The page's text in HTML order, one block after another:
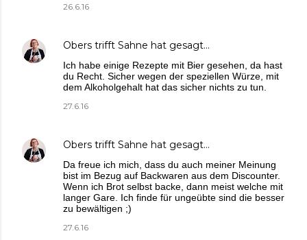
26.6.16
Obers trifft Sahne hat gesagt…
Ich habe einige Rezepte mit Bier gesehen, da hast
du Recht. Sicher wegen der speziellen Würze, mit
dem Alkoholgehalt hat das sicher nichts zu tun.
27.6.16
Obers trifft Sahne hat gesagt…
Da freue ich mich, dass du auch meiner Meinung
bist im Bezug auf Backwaren aus dem Discounter.
Wenn ich Brot selbst backe, dann meist welche mit
langer Gare. Ich finde für ungeübte sind die besser
zu bewältigen ;)
27.6.16